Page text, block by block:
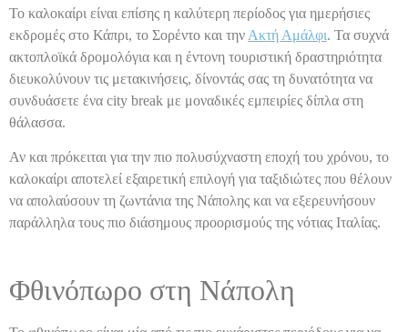
Το καλοκαίρι είναι επίσης η καλύτερη περίοδος για ημερήσιες
εκδρομές στο Κάπρι, το Σορέντο και την Ακτή Αμάλφι. Τα συχνά
ακτοπλοϊκά δρομολόγια και η έντονη τουριστική δραστηριότητα
διευκολύνουν τις μετακινήσεις, δίνοντάς σας τη δυνατότητα να
συνδυάσετε ένα city break με μοναδικές εμπειρίες δίπλα στη
θάλασσα.
Αν και πρόκειται για την πιο πολυσύχναστη εποχή του χρόνου, το
καλοκαίρι αποτελεί εξαιρετική επιλογή για ταξιδιώτες που θέλουν
να απολαύσουν τη ζωντάνια της Νάπολης και να εξερευνήσουν
παράλληλα τους πιο διάσημους προορισμούς της νότιας Ιταλίας.
Φθινόπωρο στη Νάπολη